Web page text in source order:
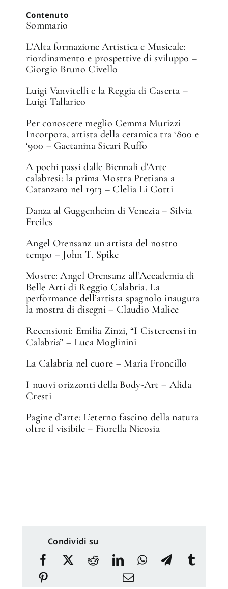
Contenuto
Sommario
L’Alta formazione Artistica e Musicale:
riordinamento e prospettive di sviluppo –
Giorgio Bruno Civello
Luigi Vanvitelli e la Reggia di Caserta –
Luigi Tallarico
Per conoscere meglio Gemma Murizzi
Incorpora, artista della ceramica tra ‘800 e
‘900 – Gaetanina Sicari Ruffo
A pochi passi dalle Biennali d’Arte
calabresi: la prima Mostra Pretiana a
Catanzaro nel 1913 – Clelia Li Gotti
Danza al Guggenheim di Venezia – Silvia
Freiles
Angel Orensanz un artista del nostro
tempo – John T. Spike
Mostre: Angel Orensanz all’Accademia di
Belle Arti di Reggio Calabria. La
performance dell’artista spagnolo inaugura
la mostra di disegni – Claudio Malice
Recensioni: Emilia Zinzi, “I Cistercensi in
Calabria” – Luca Moglinini
La Calabria nel cuore – Maria Froncillo
I nuovi orizzonti della Body-Art – Alida
Cresti
Pagine d’arte: L’eterno fascino della natura
oltre il visibile – Fiorella Nicosia
Condividi su